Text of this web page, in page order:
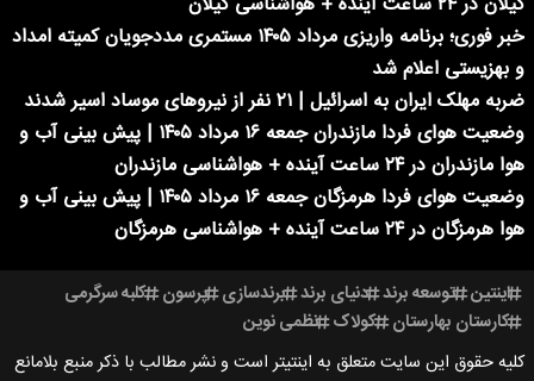
خبر فوری؛ برنامه واریزی مرداد ۱۴۰۵ مستمری مددجویان کمیته امداد
و بهزیستی اعلام شد
ضربه مهلک ایران به اسرائیل | ۲۱ نفر از نیروهای موساد اسیر شدند
وضعیت هوای فردا مازندران جمعه ۱۶ مرداد ۱۴۰۵ | پیش بینی آب و
هوا مازندران در ۲۴ ساعت آینده + هواشناسی مازندران
وضعیت هوای فردا هرمزگان جمعه ۱۶ مرداد ۱۴۰۵ | پیش بینی آب و
هوا هرمزگان در ۲۴ ساعت آینده + هواشناسی هرمزگان
اینتین توسعه برند دنیای برند برندسازی پرسون کلبه سرگرمی
کارستان بهارستان کولاک نظمی نوین
کلیه حقوق این سایت متعلق به اینتیتر است و نشر مطالب با ذکر منبع بلامانع